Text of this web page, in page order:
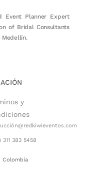
Event Planner Expert
of Bridal Consultants
Medellín.
y
311 383 5458
Colombia